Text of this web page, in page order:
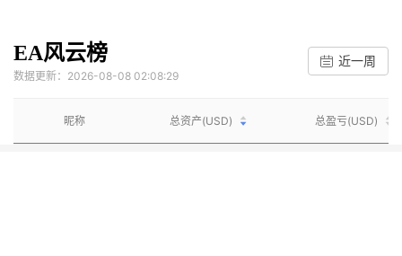
EA风云榜
数据更新：2026-08-08 02:08:29
近一周
昵称 总资产(USD) 总盈亏(USD)